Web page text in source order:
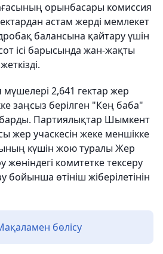
орынбасары комиссия
астам жерді мемлекет
балансына қайтару үшін
ісі барысында жан-жақты
2,641 гектар жер
заңсыз берілген "Кең баба"
Партиялықтар Шымкент
жер учаскесін жеке меншікке
күшін жою туралы Жер
жөніндегі комитетке тексеру
бойынша өтініш жіберілетінін
бөлісу